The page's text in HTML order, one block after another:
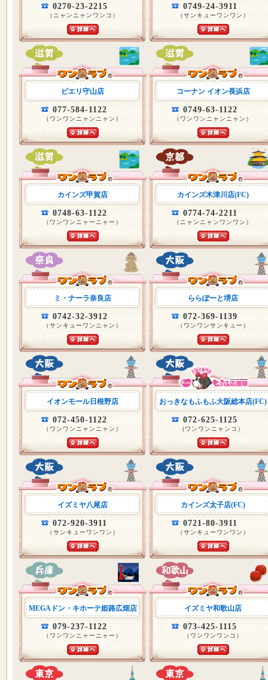
0270-23-2215
（ニャンニャンワンコ）
0749-24-3911
（サンキューワンワン）
ピエリ守山店
077-584-1122
（ワンワンニャンニャン）
コーナン イオン長浜店
0749-63-1122
（ワンワンニャンニャン）
カインズ甲賀店
0748-63-1122
（ワンワンニャーニャー）
カインズ木津川店(FC)
0774-74-2211
（ニャンニャンワンワン）
ミ・ナーラ奈良店
0742-32-3912
（サンキューワンニャン）
ららぽーと堺店
072-369-1139
（ワンワンサンキュー）
イオンモール日根野店
072-450-1122
（ワンワンニャンニャン）
おっきなもふもふ大阪総本店(FC)
072-625-1125
(ワンワンニャンコ）
イズミヤ八尾店
072-920-3911
（サンキューワンワン）
カインズ太子店(FC)
0721-80-3911
（サンキューワンワン）
MEGAドン・キホーテ姫路広畑店
079-237-1122
（ワンワンニャーニャー）
イズミヤ和歌山店
073-425-1115
（ワンワンワンコ）